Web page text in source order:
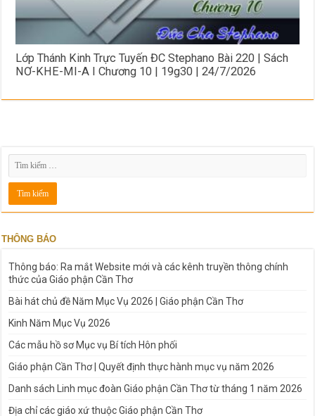
Lớp Thánh Kinh Trực Tuyến ĐC Stephano Bài 220 | Sách
NƠ-KHE-MI-A I Chương 10 | 19g30 | 24/7/2026
THÔNG BÁO
Thông báo: Ra mắt Website mới và các kênh truyền thông chính
thức của Giáo phận Cần Thơ
Bài hát chủ đề Năm Mục Vụ 2026 | Giáo phận Cần Thơ
Kinh Năm Mục Vụ 2026
Các mẫu hồ sơ Mục vụ Bí tích Hôn phối
Giáo phận Cần Thơ | Quyết định thực hành mục vụ năm 2026
Danh sách Linh mục đoàn Giáo phận Cần Thơ từ tháng 1 năm 2026
Địa chỉ các giáo xứ thuộc Giáo phận Cần Thơ